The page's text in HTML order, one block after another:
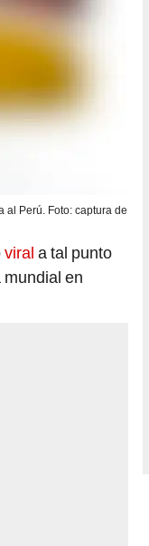
al Perú. Foto: captura de
viral a tal punto
en